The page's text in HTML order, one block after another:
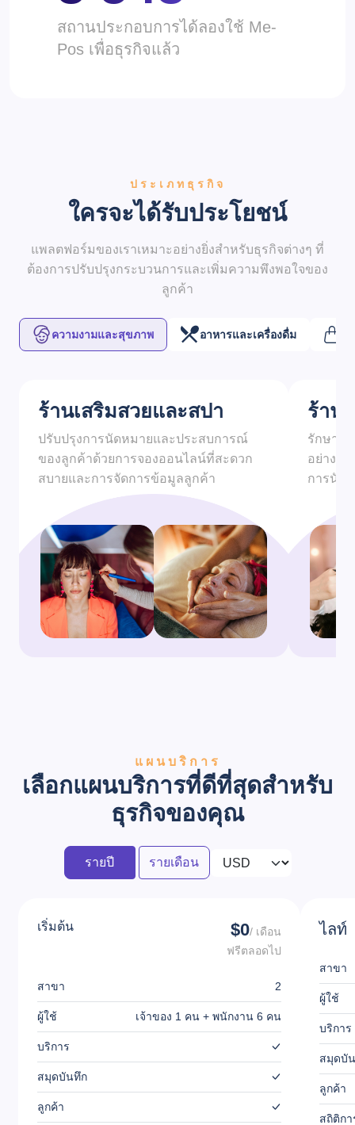
สถานประกอบการได้ลองใช้ Me-
Pos เพื่อธุรกิจแล้ว
ประเภทธุรกิจ
ใครจะได้รับประโยชน์
แพลตฟอร์มของเราเหมาะอย่างยิ่งสำหรับธุรกิจต่างๆ ที่
ต้องการปรับปรุงกระบวนการและเพิ่มความพึงพอใจของ
ลูกค้า
ความงามและสุขภาพ อาหารและเครื่องดื่ม
ร้านเสริมสวยและสปา
ปรับปรุงการนัดหมายและประสบการณ์
ของลูกค้าด้วยการจองออนไลน์ที่สะดวก
สบายและการจัดการข้อมูลลูกค้า
ร้าน
รักษาบั
อย่างมี
การนัด
แผนบริการ
เลือกแผนบริการที่ดีที่สุดสำหรับ
ธุรกิจของคุณ
รายปี รายเดือน
เริ่มต้น $0/ เดือน
ฟรีตลอดไป
สาขา 2
ผู้ใช้ เจ้าของ 1 คน + พนักงาน 6 คน
บริการ
สมุดบันทึก
ลูกค้า
ไลท์
สาขา
ผู้ใช้
บริการ
สมุดบั
ลูกค้า
สถิติกา